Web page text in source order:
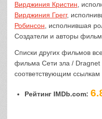
Вирджиния Кристин ,
Вирджиния Грегг,
Робинсон , исполнившая
Создатели и авторы
Списки других фильмов
фильма Сети зла / Dragnet
соответствующим
Рейтинг IMDb.com: